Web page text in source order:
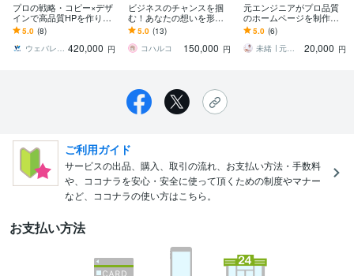
プロの戦略・コピー×デザ
インで高品質HPを作りま
す Webから自動で継続的
に成果が上がる仕組みを
構築します！
5.0 (8)
ウェバレッジ 420,000 円
ビジネスのチャンスを掴
む！あなたの想いを形に
します 成功への第一歩を
踏み出すお手伝いをいた
します。
5.0 (13)
コハルコ
150,000 円
元エンジニアがプロ品質
のホームページを制作し
ます 初めての方でも安
心。相談しながら進めら
れるホームページ制作
5.0 (6)
未緒 ∣ 元システムエンジニア
20,000 円
ご利用ガイド
サービスの出品、購入、取引の流れ、お支払い方法・手数料
や、ココナラを安心・安全に使って頂くための制度やマナー
など、ココナラの使い方はこちら。
お支払い方法